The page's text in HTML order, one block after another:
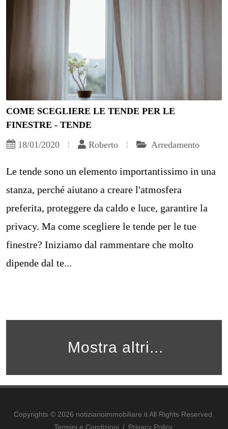
COME SCEGLIERE LE TENDE PER LE
FINESTRE - TENDE
18/01/2020
Roberto Arredamento
Le tende sono un elemento importantissimo in una
stanza, perché aiutano a creare l'atmosfera
preferita, proteggere da caldo e luce, garantire la
privacy. Ma come scegliere le tende per le tue
finestre? Iniziamo dal rammentare che molto
dipende dal te...
Mostra altri...
Copyrights © 2026 notiziarioimmobiliare.it All Rights Reserved.
Termini e Condizioni / Privacy Policy